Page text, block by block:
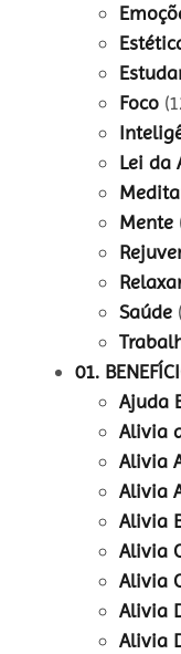
Foco
Lei da
Mente
Saúde
01.
Ajuda
Alivia
Alivia
Alivia
Alivia
Alivia
Alivia
Alivia
Alivia